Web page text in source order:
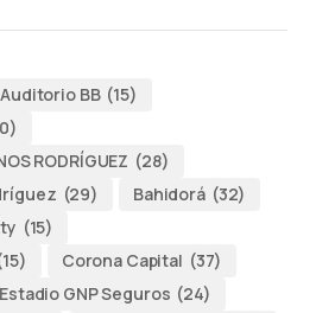
Auditorio BB (15)
RODRÍGUEZ (28)
(29) Bahidorá (32)
(15)
Corona Capital (37)
Estadio GNP Seguros (24)